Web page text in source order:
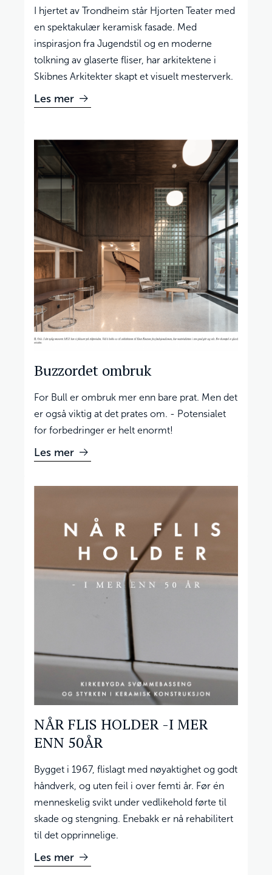
I hjertet av Trondheim står Hjorten Teater med
en spektakulær keramisk fasade. Med
inspirasjon fra Jugendstil og en moderne
tolkning av glaserte fliser, har arkitektene i
Skibnes Arkitekter skapt et visuelt mesterverk.
Les mer
Buzzordet ombruk
For Bull er ombruk mer enn bare prat. Men det
er også viktig at det prates om. - Potensialet
for forbedringer er helt enormt!
Les mer
NÅR FLIS HOLDER -I MER
ENN 50ÅR
Bygget i 1967, flislagt med nøyaktighet og godt
håndverk, og uten feil i over femti år. Før én
menneskelig svikt under vedlikehold førte til
skade og stengning. Enebakk er nå rehabilitert
til det opprinnelige.
Les mer